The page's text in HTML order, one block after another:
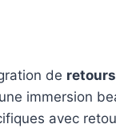
de
immersion
avec